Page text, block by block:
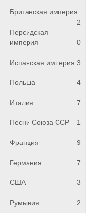
Британская империя
2
Персидская
империя
0
Испанская империя 3
Польша 4
Италия 7
Песни Союза ССР 1
Франция 9
Германия 7
США 3
Румыния 2